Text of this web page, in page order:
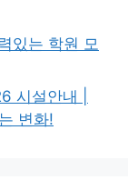
있는 학원 모
시설안내 |
변화!